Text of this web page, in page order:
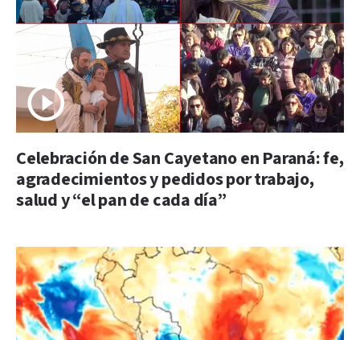
Celebración de San Cayetano en Paraná: fe,
agradecimientos y pedidos por trabajo,
salud y “el pan de cada día”